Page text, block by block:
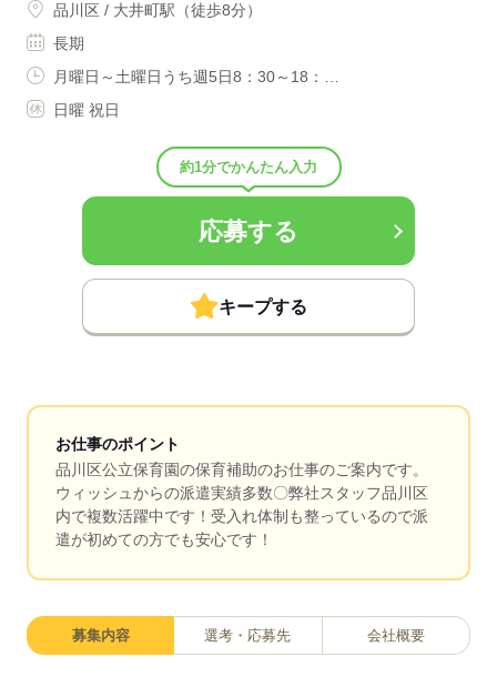
品川区 / 大井町駅（徒歩8分）
長期
月曜日～土曜日うち週5日8：30～18：…
日曜 祝日
約1分でかんたん入力
応募する
キープする
お仕事のポイント
品川区公立保育園の保育補助のお仕事のご案内です。
ウィッシュからの派遣実績多数〇弊社スタッフ品川区
内で複数活躍中です！受入れ体制も整っているので派
遣が初めての方でも安心です！
募集内容 選考・応募先 会社概要